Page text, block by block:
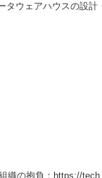
タウェアハウスの設計
織の抱負：https://